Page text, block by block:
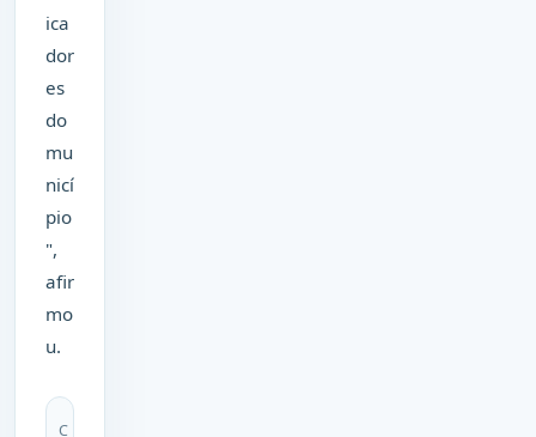
ica
dor
es
do
mu
nicí
pio
",
afir
mo
u.
C